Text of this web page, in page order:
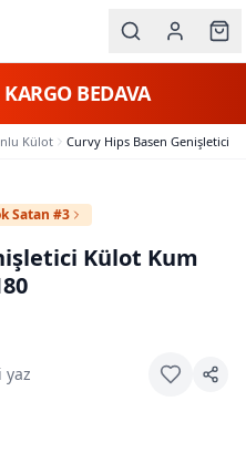
KARGO BEDAVA
Külot Curvy Hips Basen Genişletici
Satan #3
Külot Kum